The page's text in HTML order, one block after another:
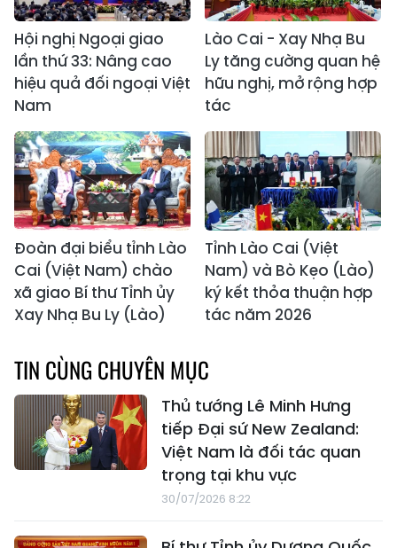
Hội nghị Ngoại giao
lần thứ 33: Nâng cao
hiệu quả đối ngoại Việt
Nam
Lào Cai - Xay Nhạ Bu
Ly tăng cường quan hệ
hữu nghị, mở rộng hợp
tác
Đoàn đại biểu tỉnh Lào
Cai (Việt Nam) chào
xã giao Bí thư Tỉnh ủy
Xay Nhạ Bu Ly (Lào)
Tỉnh Lào Cai (Việt
Nam) và Bò Kẹo (Lào)
ký kết thỏa thuận hợp
tác năm 2026
TIN CÙNG CHUYÊN MỤC
Thủ tướng Lê Minh Hưng
tiếp Đại sứ New Zealand:
Việt Nam là đối tác quan
trọng tại khu vực
30/07/2026 8:22